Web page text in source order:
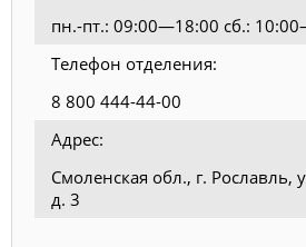
пн.-пт.: 09:00—18:00 сб.:
Телефон отделения:
8 800 444-44-00
Адрес:
Смоленская обл., г. Рославль,
д. 3